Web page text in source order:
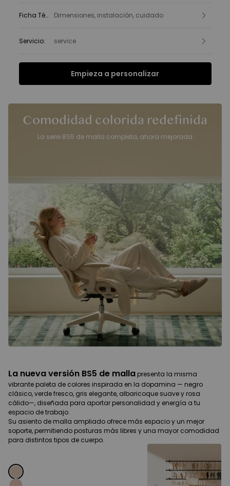
Ficha Técnica :
Dimensiones, instalación, cuidado
Servicio: service
Empieza a personalizar
Ficha Técnica
Comodidad colorida redefinida
La serie BS5 de malla completa, ahora mejorada
La nueva versión BS5 de malla presenta la misma
vibrante paleta de colores inspirada en la dopamina — negro
clásico, verde fresco, gris elegante, albaricoque suave y rosa
cálido—, diseñada para aportar personalidad y energía a tu
espacio de trabajo.
Su asiento de malla ampliado ofrece más espacio y un mejor
soporte, permitiendo posturas más libres y una mayor comodidad
para distintos tipos de cuerpo.